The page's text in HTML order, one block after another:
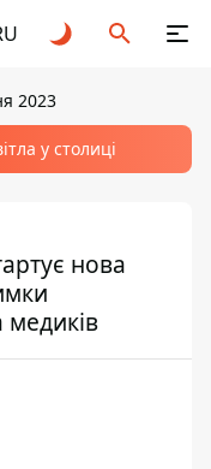
2023
у столиці
нова
медиків